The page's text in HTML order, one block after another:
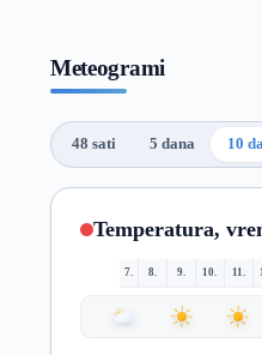
Meteogrami
48 sati 5 dana 10
Temperatura,
7. 8. 9. 10. 11.